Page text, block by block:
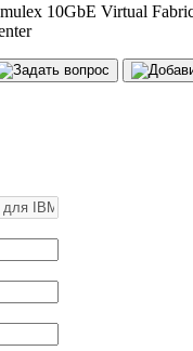
10GbE Virtual